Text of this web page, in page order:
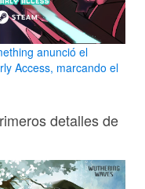
anunció el
Access, marcando el
detalles de